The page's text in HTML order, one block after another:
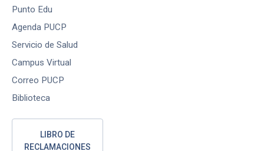
Punto Edu
Agenda PUCP
Servicio de Salud
Campus Virtual
Correo PUCP
Biblioteca
LIBRO DE
RECLAMACIONES